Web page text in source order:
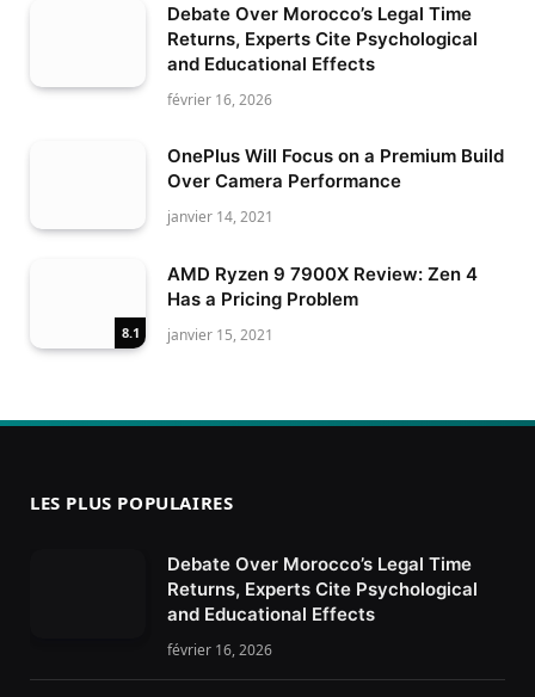
Debate Over Morocco’s Legal Time
Returns, Experts Cite Psychological
and Educational Effects
février 16, 2026
OnePlus Will Focus on a Premium Build
Over Camera Performance
janvier 14, 2021
8.1
AMD Ryzen 9 7900X Review: Zen 4
Has a Pricing Problem
janvier 15, 2021
LES PLUS POPULAIRES
Debate Over Morocco’s Legal Time
Returns, Experts Cite Psychological
and Educational Effects
février 16, 2026